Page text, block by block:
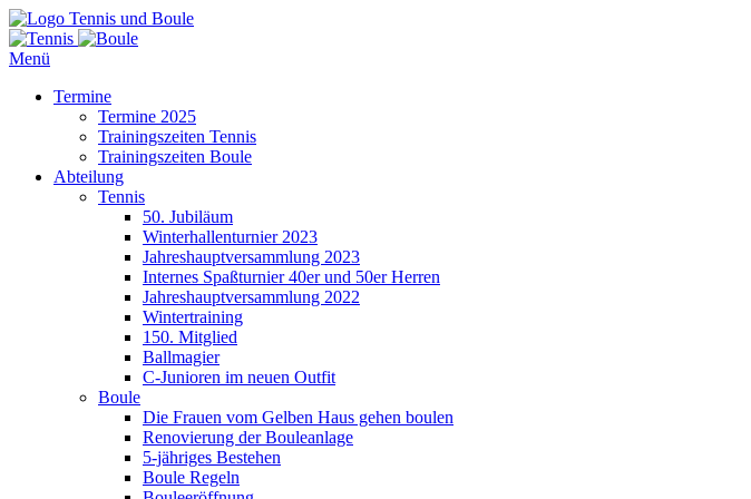
Tennis und Boule
Menü
Termine
Termine 2025
Trainingszeiten Tennis
Trainingszeiten Boule
Abteilung
Tennis
50. Jubiläum
Winterhallenturnier 2023
Jahreshauptversammlung 2023
Internes Spaßturnier 40er und 50er Herren
Jahreshauptversammlung 2022
Wintertraining
150. Mitglied
Ballmagier
C-Junioren im neuen Outfit
Boule
Die Frauen vom Gelben Haus gehen boulen
Renovierung der Bouleanlage
5-jähriges Bestehen
Boule Regeln